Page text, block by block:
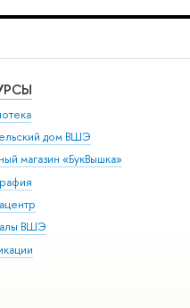
дом ВШЭ
магазин «БукВышка»
ВШЭ